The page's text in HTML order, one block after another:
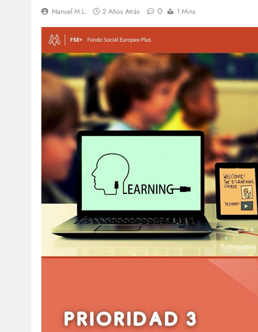
Manuel M.L. 2 Años Atrás 0 1 Mins